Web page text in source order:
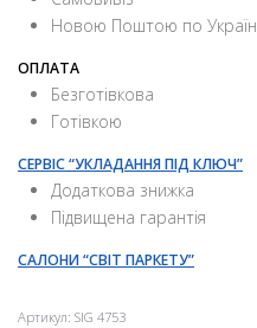
Новою Поштою по
ОПЛАТА
Безготівкова
Готівкою
СЕРВІС “УКЛАДАННЯ ПІД КЛЮЧ”
Додаткова знижка
Підвищена гарантія
САЛОНИ “СВІТ ПАРКЕТУ”
Артикул: SIG 4753